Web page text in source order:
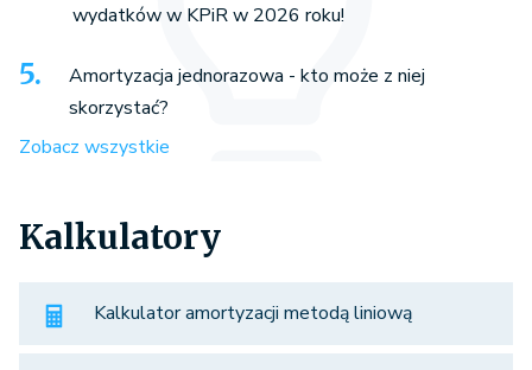
wydatków w KPiR w 2026 roku!
Amortyzacja jednorazowa - kto może z niej
skorzystać?
Zobacz wszystkie
Kalkulatory
Kalkulator amortyzacji metodą liniową